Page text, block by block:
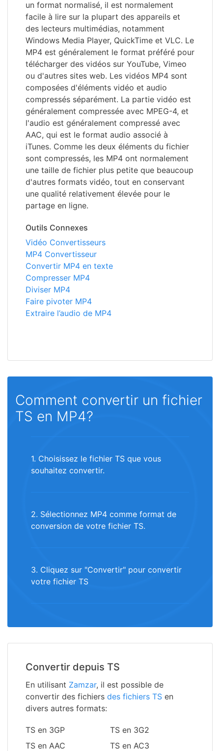
un format normalisé, il est normalement
facile à lire sur la plupart des appareils et
des lecteurs multimédias, notamment
Windows Media Player, QuickTime et VLC. Le
MP4 est généralement le format préféré pour
télécharger des vidéos sur YouTube, Vimeo
ou d'autres sites web. Les vidéos MP4 sont
composées d'éléments vidéo et audio
compressés séparément. La partie vidéo est
généralement compressée avec MPEG-4, et
l'audio est généralement compressé avec
AAC, qui est le format audio associé à
iTunes. Comme les deux éléments du fichier
sont compressés, les MP4 ont normalement
une taille de fichier plus petite que beaucoup
d'autres formats vidéo, tout en conservant
une qualité relativement élevée pour le
partage en ligne.
Outils Connexes
Vidéo Convertisseurs
MP4 Convertisseur
Convertir MP4 en texte
Compresser MP4
Diviser MP4
Faire pivoter MP4
Extraire l’audio de MP4
Comment convertir un fichier
TS en MP4?
1. Choisissez le fichier TS que vous
souhaitez convertir.
2. Sélectionnez MP4 comme format de
conversion de votre fichier TS.
3. Cliquez sur "Convertir" pour convertir
votre fichier TS
Convertir depuis TS
En utilisant Zamzar, il est possible de
convertir des fichiers des fichiers TS en
divers autres formats:
TS en 3GP
TS en 3G2
TS en AAC
TS en AC3